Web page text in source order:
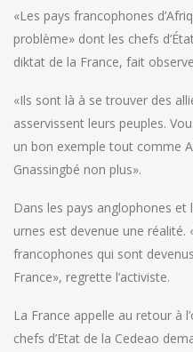
«Les pays francophones
problème» dont les chefs
diktat de la France, fait
«Ils sont là à se trouver des
asservissent leurs peuples.
un bon exemple tout comme
Gnassingbé non plus».
Dans les pays anglophones et
urnes est devenue une réalité.
francophones qui sont
France», regrette l’activiste.
La France appelle au retour à
chefs d’Etat de la Cedeao